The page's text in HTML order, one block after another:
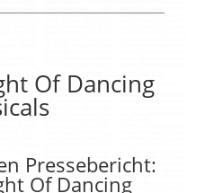
Of Dancing
Pressebericht:
Of Dancing